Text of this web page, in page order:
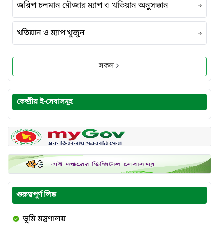
জরিপ চলমান মৌজার ম্যাপ ও খতিয়ান অনুসন্ধান
খতিয়ান ও ম্যাপ খুজুন
সকল
কেন্দ্রীয় ই-সেবাসমূহ
গুরুত্বপূর্ণ লিঙ্ক
ভূমি মন্ত্রণালয়